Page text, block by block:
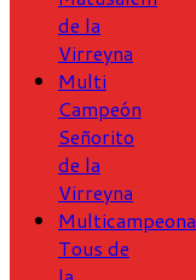
de la
Virreyna
Multi
Campeón
Señorito
de la
Virreyna
Multicampeona
Tous de